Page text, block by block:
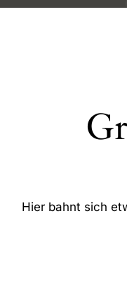
Hier bahnt sich